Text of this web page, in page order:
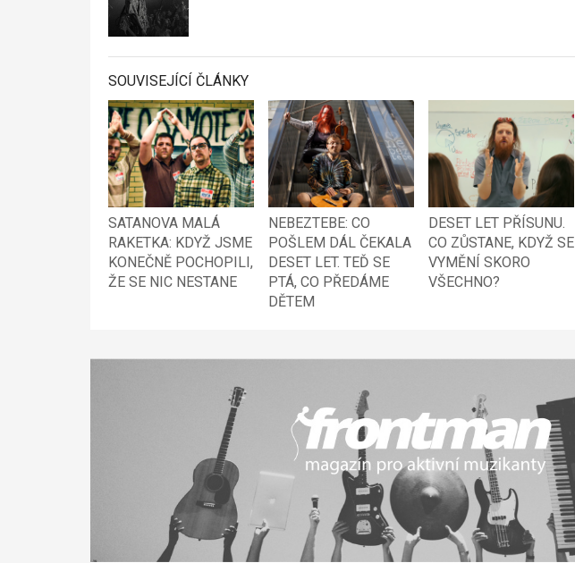
SOUVISEJÍCÍ ČLÁNKY
SATANOVA MALÁ
RAKETKA: KDYŽ JSME
KONEČNĚ POCHOPILI,
ŽE SE NIC NESTANE
NEBEZTEBE: CO
POŠLEM DÁL ČEKALA
DESET LET. TEĎ SE
PTÁ, CO PŘEDÁME
DĚTEM
DESET LET PŘÍSUNU.
CO ZŮSTANE, KDYŽ SE
VYMĚNÍ SKORO
VŠECHNO?